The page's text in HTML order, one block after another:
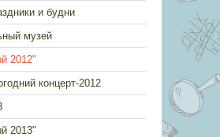
и будни
музей
2012"
концерт-2012
2013"